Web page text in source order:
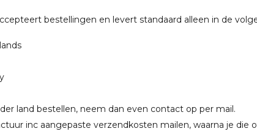
bestellingen en levert standaard alleen in de
land bestellen, neem dan even contact op per mail.
inc aangepaste verzendkosten mailen, waarna je die